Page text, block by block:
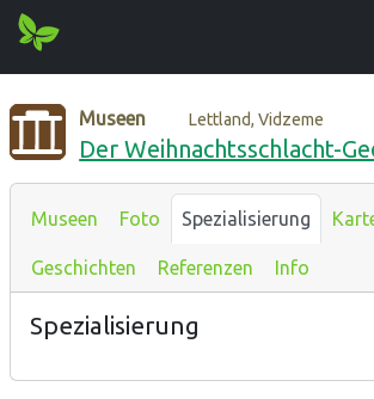
Museen Lettland, Vidzeme
Der Weihnachtsschlacht-
Museen Foto Spezialisierung
Geschichten Referenzen Info
Spezialisierung